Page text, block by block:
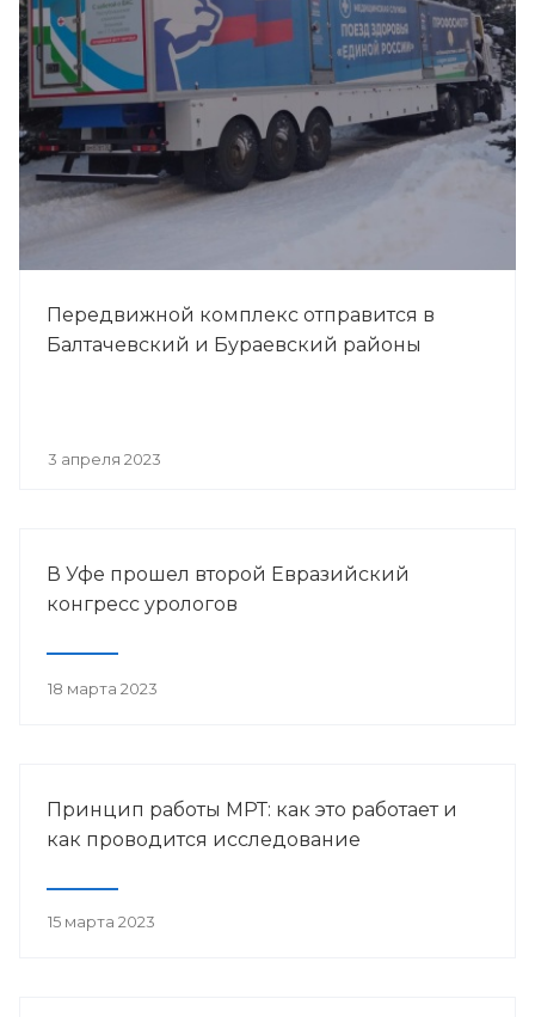
Передвижной комплекс отправится в
Балтачевский и Бураевский районы
3 апреля 2023
В Уфе прошел второй Евразийский
конгресс урологов
18 марта 2023
Принцип работы МРТ: как это работает и
как проводится исследование
15 марта 2023